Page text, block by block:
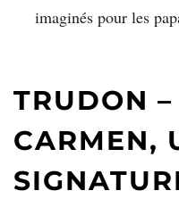
imaginés pour les
TRUDON
CARMEN,